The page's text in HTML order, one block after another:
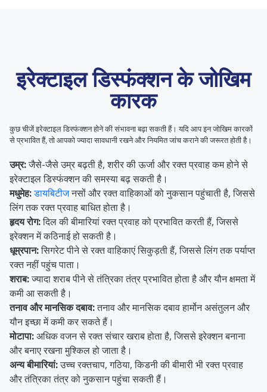
इरेक्टाइल डिस्फंक्शन के जोखिम
कारक
कुछ चीजें इरेक्टाइल डिस्फंक्शन होने की संभावना बढ़ा सकती हैं। यदि आप इन जोखिम कारकों
से प्रभावित हैं, तो आपको ज्यादा सावधानी रखने और नियमित जांच कराने की जरूरत होती है।
उम्र:जैसे-जैसे उम्र बढ़ती है, शरीर की ऊर्जा और रक्त प्रवाह कम होने से
इरेक्टाइल डिस्फंक्शन की समस्या बढ़ सकती है।
मधुमेह:डायबिटीजनसों और रक्त वाहिकाओं को नुकसान पहुंचाती है, जिससे
लिंग तक रक्त प्रवाह बाधित होता है।
हृदय रोग:दिल की बीमारियां रक्त प्रवाह को प्रभावित करती हैं, जिससे
इरेक्शन में कठिनाई हो सकती है।
धूम्रपान:सिगरेट पीने से रक्त वाहिकाएं सिकुड़ती हैं, जिससे लिंग तक पर्याप्त
रक्त नहीं पहुंच पाता।
शराब:ज्यादा शराब पीने से तंत्रिका तंत्र प्रभावित होता है और यौन क्षमता में
कमी आ सकती है।
तनाव और मानसिक दबाव:तनाव और मानसिक दबाव हार्मोन असंतुलन और
यौन इच्छा में कमी कर सकते हैं।
मोटापा:अधिक वजन से रक्त संचार खराब होता है, जिससे इरेक्शन बनाना
और बनाए रखना मुश्किल हो जाता है।
अन्य बीमारियां:उच्च रक्तचाप, गठिया, किडनी की बीमारी भी रक्त प्रवाह
और तंत्रिका तंत्र को नुकसान पहुंचा सकती हैं।